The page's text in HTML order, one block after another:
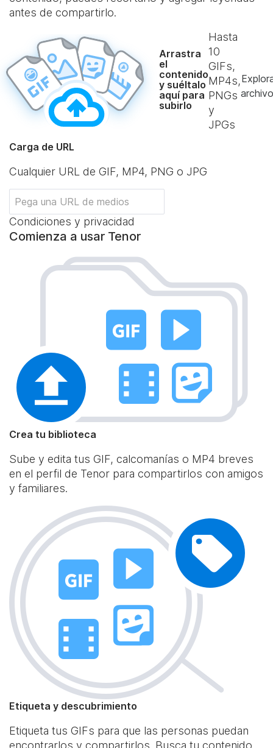
antes de compartirlo.
Arrastra
el
contenido
y suéltalo
aquí para
subirlo
Hasta
10
GIFs,
MP4s,
PNGs
y
JPGs
Carga de URL
Cualquier URL de GIF, MP4, PNG o JPG
Condiciones y privacidad
Comienza a usar Tenor
Crea tu biblioteca
Sube y edita tus GIF, calcomanías o MP4 breves
en el perfil de Tenor para compartirlos con amigos
y familiares.
Etiqueta y descubrimiento
Etiqueta tus GIFs para que las personas puedan
encontrarlos y compartirlos. Busca tu contenido